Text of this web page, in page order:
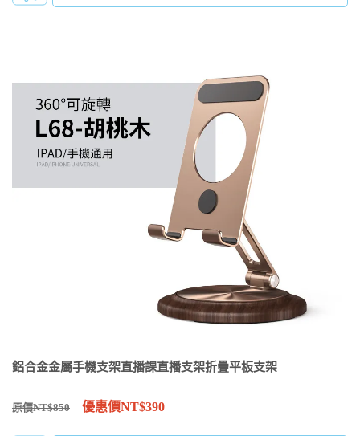
鋁合金金屬手機支架直播課直播支架折疊平板支架
原價NT$850 優惠價NT$390